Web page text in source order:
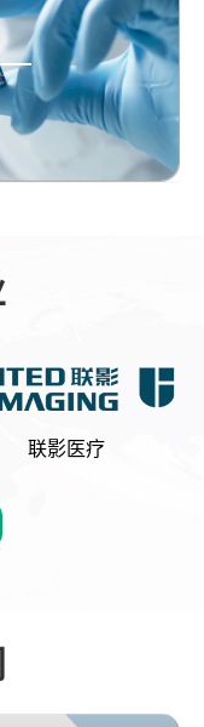
联影医疗